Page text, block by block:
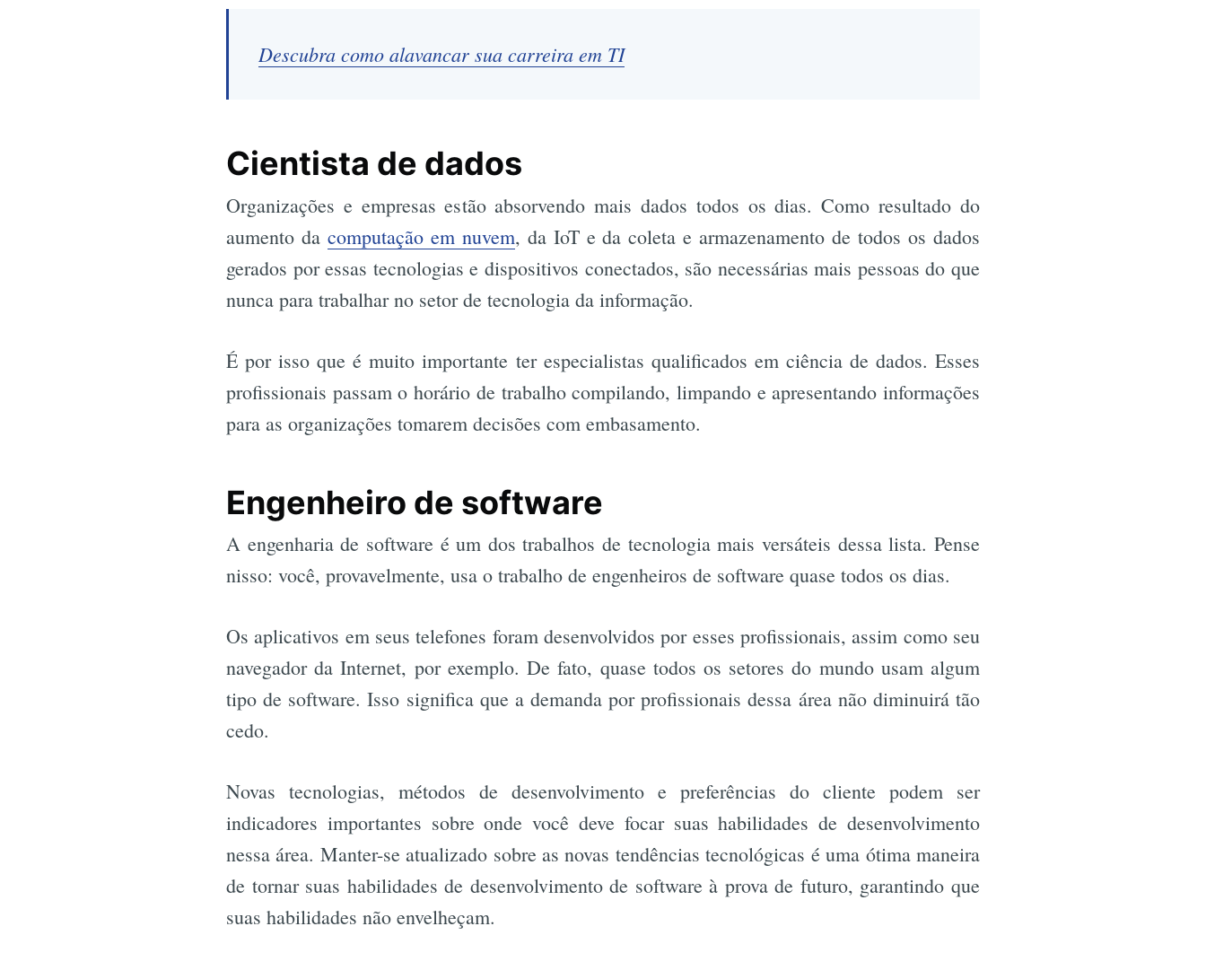
Descubra como alavancar sua carreira em TI
Cientista de dados
Organizações e empresas estão absorvendo mais dados todos os dias. Como resultado do
aumento da computação em nuvem, da IoT e da coleta e armazenamento de todos os dados
gerados por essas tecnologias e dispositivos conectados, são necessárias mais pessoas do que
nunca para trabalhar no setor de tecnologia da informação.
É por isso que é muito importante ter especialistas qualificados em ciência de dados. Esses
profissionais passam o horário de trabalho compilando, limpando e apresentando informações
para as organizações tomarem decisões com embasamento.
Engenheiro de software
A engenharia de software é um dos trabalhos de tecnologia mais versáteis dessa lista. Pense
nisso: você, provavelmente, usa o trabalho de engenheiros de software quase todos os dias.
Os aplicativos em seus telefones foram desenvolvidos por esses profissionais, assim como seu
navegador da Internet, por exemplo. De fato, quase todos os setores do mundo usam algum
tipo de software. Isso significa que a demanda por profissionais dessa área não diminuirá tão
cedo.
Novas tecnologias, métodos de desenvolvimento e preferências do cliente podem ser
indicadores importantes sobre onde você deve focar suas habilidades de desenvolvimento
nessa área. Manter-se atualizado sobre as novas tendências tecnológicas é uma ótima maneira
de tornar suas habilidades de desenvolvimento de software à prova de futuro, garantindo que
suas habilidades não envelheçam.
Buscar